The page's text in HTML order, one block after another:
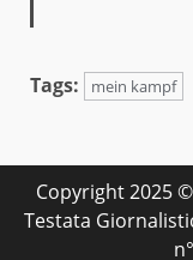
Tags: mein kampf
Copyright 2025
Testata